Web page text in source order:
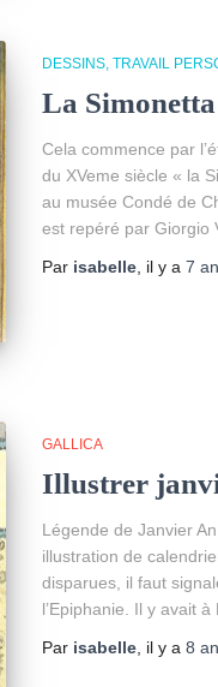
DESSINS TRAVAIL
La Simonetta
Cela commence par
du XVeme siècle « la
au musée Condé de
est repéré par Giorgio
Par isabelle, il y a 7
GALLICA
Illustrer
Légende de Janvier
illustration de
disparues, il faut
l’Epiphanie. Il y avait
Par isabelle, il y a 8